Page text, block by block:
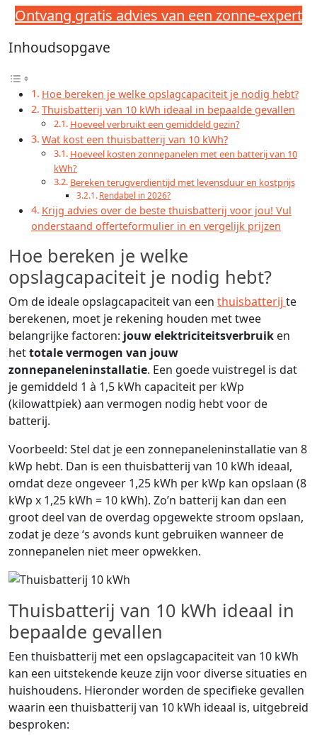
Ontvang gratis advies van een zonne-expert
Inhoudsopgave
Hoe bereken je welke opslagcapaciteit je nodig hebt?
Thuisbatterij van 10 kWh ideaal in bepaalde gevallen
Hoeveel verbruikt een gemiddeld gezin?
Wat kost een thuisbatterij van 10 kWh?
Hoeveel kosten zonnepanelen met een batterij van 10
kWh?
Bereken terugverdientijd met levensduur en kostprijs
Rendabel in 2026?
Krijg advies over de beste thuisbatterij voor jou! Vul
onderstaand offerteformulier in en vergelijk prijzen
Hoe bereken je welke
opslagcapaciteit je nodig hebt?
Om de ideale opslagcapaciteit van een thuisbatterij te
berekenen, moet je rekening houden met twee
belangrijke factoren: jouw elektriciteitsverbruik en
hettotale vermogen van jouw
zonnepaneleninstallatie. Een goede vuistregel is dat
je gemiddeld 1 à 1,5 kWh capaciteit per kWp
(kilowattpiek) aan vermogen nodig hebt voor de
batterij.
Voorbeeld: Stel dat je een zonnepaneleninstallatie van 8
kWp hebt. Dan is een thuisbatterij van 10 kWh ideaal,
omdat deze ongeveer 1,25 kWh per kWp kan opslaan (8
kWp x 1,25 kWh = 10 kWh). Zo’n batterij kan dan een
groot deel van de overdag opgewekte stroom opslaan,
zodat je deze ‘s avonds kunt gebruiken wanneer de
zonnepanelen niet meer opwekken.
Thuisbatterij van 10 kWh ideaal in
bepaalde gevallen
Een thuisbatterij met een opslagcapaciteit van 10 kWh
kan een uitstekende keuze zijn voor diverse situaties en
huishoudens. Hieronder worden de specifieke gevallen
waarin een thuisbatterij van 10 kWh ideaal is, uitgebreid
besproken: